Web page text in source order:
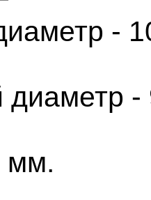
-
диаметр
мм.